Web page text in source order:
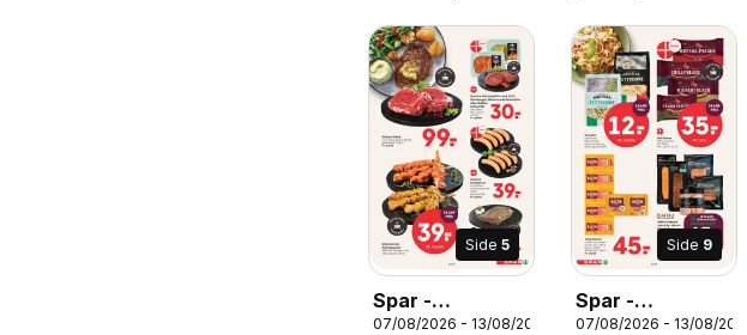
Side 5
Spar -
Tilbudsavis uge
07/08/2026 - 13/08/2026
Side 9
Spar -
Tilbudsavis uge
07/08/2026 - 13/08/2026